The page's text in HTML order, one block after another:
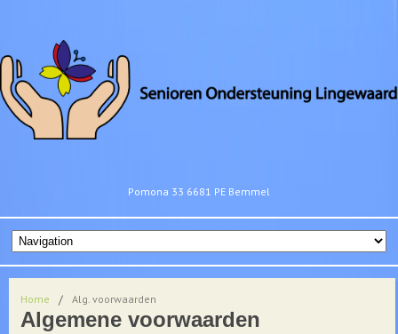
Pomona 33 6681 PE Bemmel
Home / Alg. voorwaarden
Algemene voorwaarden